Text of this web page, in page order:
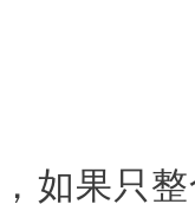
如果只